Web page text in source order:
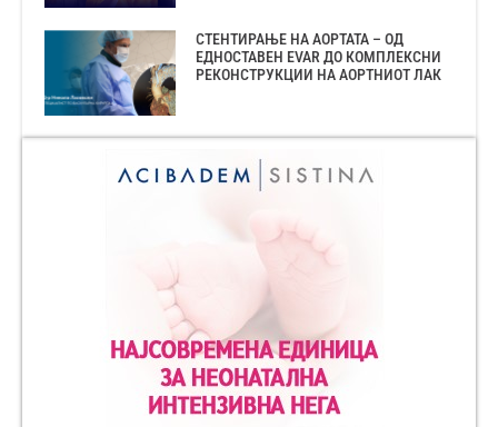
СТЕНТИРАЊЕ НА АОРТАТА – ОД
ЕДНОСТАВЕН EVAR ДО КОМПЛЕКСНИ
РЕКОНСТРУКЦИИ НА АОРТНИОТ ЛАК